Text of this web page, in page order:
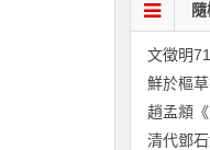
文徵明
趙孟頫
清代鄧